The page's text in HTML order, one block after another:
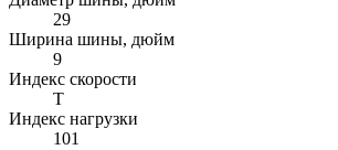
29
Ширина шины, дюйм
9
Индекс скорости
T
Индекс нагрузки
101